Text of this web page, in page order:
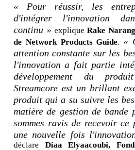
« Pour réussir, les
d'intégrer l'innovation
continu » expliqueRake
de Network Products Guide. «
attention constante sur les
l'innovation a fait partie
développement du produit
Streamcore est un brillant
produit qui a su suivre les
matière de gestion de bande
sommes ravis de recevoir
une nouvelle fois
déclare Diaa Elyaacoubi,